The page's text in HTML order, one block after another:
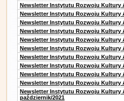
Newsletter Instytutu Rozwoju Kultury
Newsletter Instytutu Rozwoju Kultury
Newsletter Instytutu Rozwoju Kultury
Newsletter Instytutu Rozwoju Kultury
Newsletter Instytutu Rozwoju Kultury
Newsletter Instytutu Rozwoju Kultury
Newsletter Instytutu Rozwoju Kultury
Newsletter Instytutu Rozwoju Kultury
Newsletter Instytutu Rozwoju Kultury
Newsletter Instytutu Rozwoju Kultury
Newsletter Instytutu Rozwoju Kultury
październik/2021